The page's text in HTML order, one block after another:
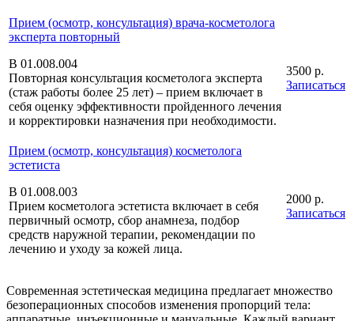
Прием (осмотр, консультация) врача-косметолога
эксперта повторный
В 01.008.004
Повторная консультация косметолога эксперта
(стаж работы более 25 лет) – прием включает в
себя оценку эффективности пройденного лечения
и корректировки назначения при необходимости.
3500 р.
Записаться
Прием (осмотр, консультация) косметолога
эстетиста
В 01.008.003
Прием косметолога эстетиста включает в себя
первичный осмотр, сбор анамнеза, подбор
средств наружной терапии, рекомендации по
лечению и уходу за кожей лица.
2000 р.
Записаться
Современная эстетическая медицина предлагает множество
безоперационных способов изменения пропорций тела: